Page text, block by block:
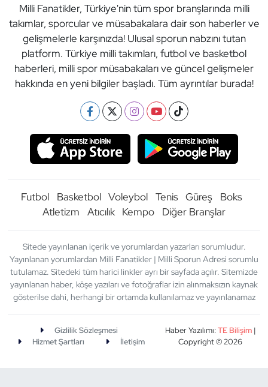
Milli Fanatikler, Türkiye'nin tüm spor branşlarında milli
takımlar, sporcular ve müsabakalara dair son haberler ve
gelişmelerle karşınızda! Ulusal sporun nabzını tutan
platform. Türkiye milli takımları, futbol ve basketbol
haberleri, milli spor müsabakaları ve güncel gelişmeler
hakkında en yeni bilgiler başladı. Tüm ayrıntılar burada!
Futbol Basketbol Voleybol Tenis Güreş
Boks
Atletizm
Atıcılık Kempo Diğer Branşlar
Sitede yayınlanan içerik ve yorumlardan yazarları sorumludur.
Yayınlanan yorumlardan Milli Fanatikler | Milli Sporun Adresi sorumlu
tutulamaz. Sitedeki tüm harici linkler ayrı bir sayfada açılır. Sitemizde
yayınlanan haber, köşe yazıları ve fotoğraflar izin alınmaksızın kaynak
gösterilse dahi, herhangi bir ortamda kullanılamaz ve yayınlanamaz
Gizlilik Sözleşmesi
Hizmet Şartları
İletişim
Haber Yazılımı:TE Bilişim|
Copyright © 2026